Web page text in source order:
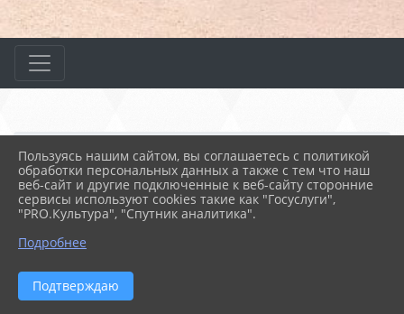
Главная МЕРОПРИЯТИЯ
Новости
Общеколледжная линейка...
07.11.2022 15:38
ОБЩЕКОЛЛЕДЖНАЯ ЛИНЕЙКА.
НАГРАЖДЕНИЕ СТУДЕНЧЕСКОЙ КОМАНДЫ ПО
РЕГБИ. КЛАССНЫЕ ЧАСЫ
Пользуясь нашим сайтом, вы соглашаетесь с политикой
обработки персональных данных а также с тем что наш
веб-сайт и другие подключенные к веб-сайту сторонние
сервисы используют cookies такие как "Госуслуги",
"PRO.Культура", "Спутник аналитика".
Подробнее
Подтверждаю